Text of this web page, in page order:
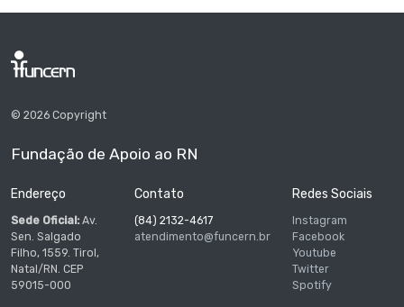
© 2026 Copyright
Fundação de Apoio ao RN
Endereço
Sede Oficial: Av.
Sen. Salgado
Filho, 1559. Tirol,
Natal/RN. CEP
59015-000
Contato
(84) 2132-4617
atendimento@funcern.br
Redes Sociais
Instagram
Facebook
Youtube
Twitter
Spotify